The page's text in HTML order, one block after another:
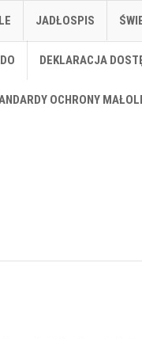
JADŁOSPIS
DEKLARACJA
OCHRONY